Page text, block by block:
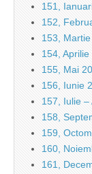
151,
152,
153,
154, Aprilie
155, Mai
156, Iunie
157, Iulie –
158,
159,
160,
161,